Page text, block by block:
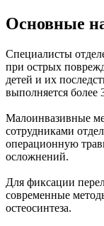
Основные
Специалисты
при острых
детей и их
выполняется более
Малоинвазивные
сотрудниками
операционную
осложнений.
Для фиксации
современные
остеосинтеза.